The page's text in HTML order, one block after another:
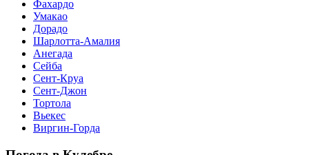
Фахардо
Умакао
Дорадо
Шарлотта-Амалия
Анегада
Сейба
Сент-Круа
Сент-Джон
Тортола
Вьекес
Виргин-Горда